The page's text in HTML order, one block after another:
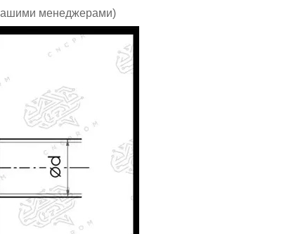
нашими менеджерами)